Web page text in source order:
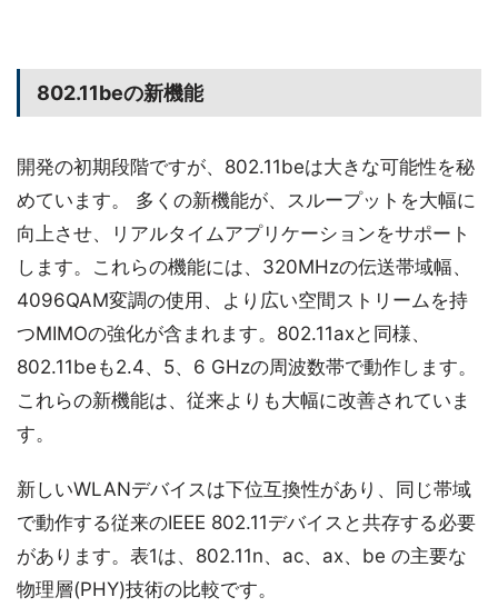
802.11beの新機能
開発の初期段階ですが、802.11beは大きな可能性を秘
めています。 多くの新機能が、スループットを大幅に
向上させ、リアルタイムアプリケーションをサポート
します。これらの機能には、320MHzの伝送帯域幅、
4096QAM変調の使用、より広い空間ストリームを持
つMIMOの強化が含まれます。802.11axと同様、
802.11beも2.4、5、6 GHzの周波数帯で動作します。
これらの新機能は、従来よりも大幅に改善されていま
す。
新しいWLANデバイスは下位互換性があり、同じ帯域
で動作する従来のIEEE 802.11デバイスと共存する必要
があります。表1は、802.11n、ac、ax、be の主要な
物理層(PHY)技術の比較です。